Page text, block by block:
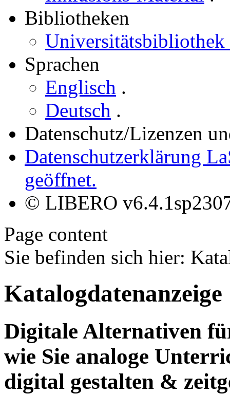
Bibliotheken
Sprachen
Englisch .
Deutsch .
Datenschutz/Lizenzen
Datenschutzerklärung
geöffnet.
© LIBERO
Page content
Sie befinden sich hier:
Katalogdatenanzeige
Digitale Alternativen
wie Sie analoge
digital gestalten &